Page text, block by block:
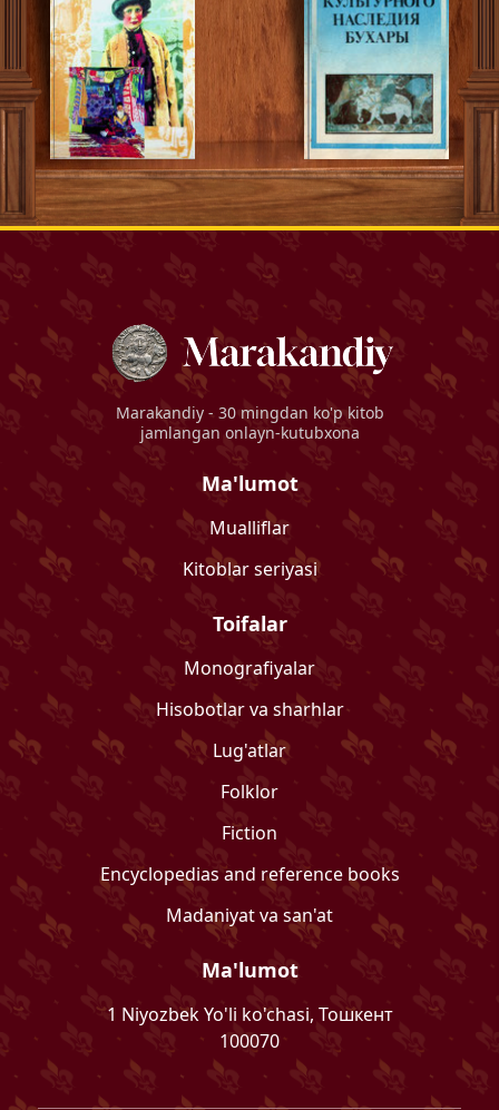
Marakandiy - 30 mingdan ko'p kitob
jamlangan onlayn-kutubxona
Ma'lumot
Mualliflar
Kitoblar seriyasi
Toifalar
Monografiyalar
Hisobotlar va sharhlar
Lug'atlar
Folklor
Fiction
Encyclopedias and reference books
Madaniyat va san'at
Ma'lumot
1 Niyozbek Yo'li ko'chasi, Тошкент
100070